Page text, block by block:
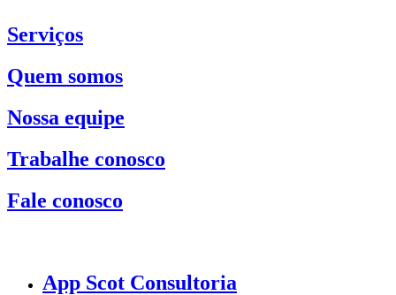
Serviços
Quem somos
Nossa equipe
Trabalhe conosco
Fale conosco
App Scot Consultoria